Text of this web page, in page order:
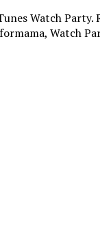
Watch Party.
Watch